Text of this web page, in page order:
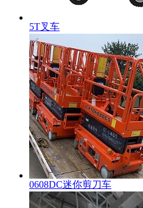
5T叉车
0608DC迷你剪刀车